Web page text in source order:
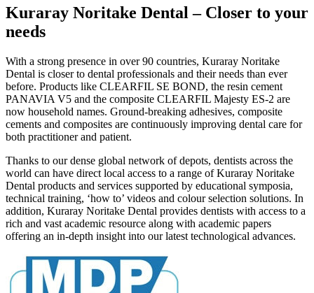
Kuraray Noritake Dental – Closer to your
needs
With a strong presence in over 90 countries, Kuraray Noritake
Dental is closer to dental professionals and their needs than ever
before. Products like CLEARFIL SE BOND, the resin cement
PANAVIA V5 and the composite CLEARFIL Majesty ES-2 are
now household names. Ground-breaking adhesives, composite
cements and composites are continuously improving dental care for
both practitioner and patient.
Thanks to our dense global network of depots, dentists across the
world can have direct local access to a range of Kuraray Noritake
Dental products and services supported by educational symposia,
technical training, ‘how to’ videos and colour selection solutions. In
addition, Kuraray Noritake Dental provides dentists with access to a
rich and vast academic resource along with academic papers
offering an in-depth insight into our latest technological advances.